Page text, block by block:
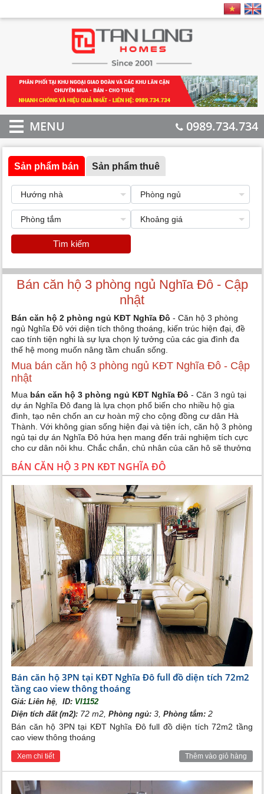
MENU 0989.734.734
Sản phẩm bán Sản phẩm thuê
Tìm kiếm
Bán căn hộ 3 phòng ngủ Nghĩa Đô - Cập
nhật
Bán căn hộ 2 phòng ngủ KĐT Nghĩa Đô - Căn hộ 3 phòng
ngủ Nghĩa Đô với diện tích thông thoáng, kiến trúc hiện đại, đề
cao tính tiện nghi là sự lựa chọn lý tưởng của các gia đình đa
thế hệ mong muốn nâng tầm chuẩn sống.
Mua bán căn hộ 3 phòng ngủ KĐT Nghĩa Đô - Cập
nhật
Mua bán căn hộ 3 phòng ngủ KĐT Nghĩa Đô - Căn 3 ngủ tại
dự án Nghĩa Đô đang là lựa chọn phổ biến cho nhiều hộ gia
đình, tạo nên chốn an cư hoàn mỹ cho cộng đồng cư dân Hà
Thành. Với không gian sống hiện đại và tiện ích, căn hộ 3 phòng
ngủ tại dự án Nghĩa Đô hứa hẹn mang đến trải nghiệm tích cực
cho cư dân nội khu. Chắc chắn, chủ nhân của căn hộ sẽ thưởng
hạnh phúc cho cả gia đình.
Bán chung cư 2 phòng ngủ dự án Nghĩa Đô
Tiện ích của khu đô thị Nghĩa Đô - Bán căn hộ 3 phòng
ngủ KĐT Nghĩa Đô
- Dự án:Khu đô thị mới Nghĩa Đô
- Địa chỉ: Ngõ 106 Hoàng Quốc Việt, quận Cầu Giấy, Hà Nội
Ngoài những ưu điểm về không gian sống tiện nghi,
chung cư 3 phòng ngủ Nghĩa Đôcòn mang đến cho cư dân
đặc quyền sử dụng một chuỗi tiện ích nội khu đẳng cấp, bao
gồm:
- Hệ thống đường dạo bộ và vườn cảnh quan
BÁN CĂN HỘ 3 PN KĐT NGHĨA ĐÔ
Bán căn hộ 3PN tại KĐT Nghĩa Đô full đồ diện tích 72m2
tầng cao view thông thoáng
Giá:Liên hệ ID: VI1152
Diện tích đất (m2): 72 m2,Phòng ngủ: 3,Phòng tắm: 2
Bán căn hộ 3PN tại KĐT Nghĩa Đô full đồ diện tích 72m2 tầng
cao view thông thoáng
Xem chi tiết Thêm vào giỏ hàng